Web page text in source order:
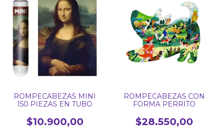
ROMPECABEZAS MINI
150 PIEZAS EN TUBO
$10.900,00
ROMPECABEZAS CON
FORMA PERRITO
$28.550,00